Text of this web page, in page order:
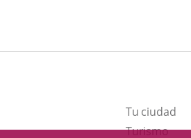
Tu ciudad
TurismoEste